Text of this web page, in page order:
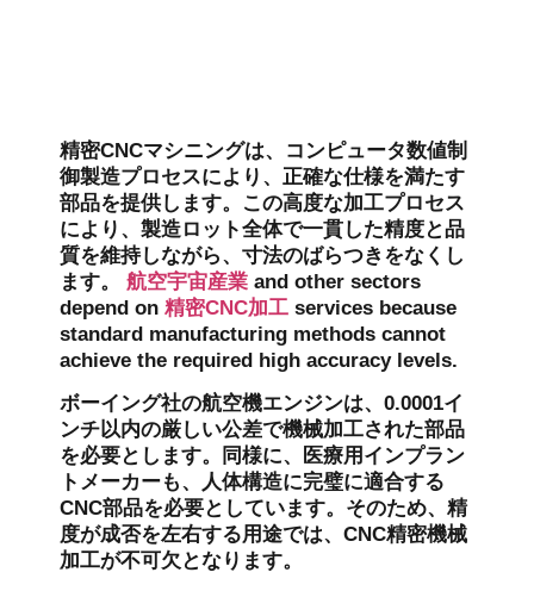
精密CNCマシニングは、コンピュータ数値制
御製造プロセスにより、正確な仕様を満たす
部品を提供します。この高度な加工プロセス
により、製造ロット全体で一貫した精度と品
質を維持しながら、寸法のばらつきをなくし
ます。 航空宇宙産業 and other sectors
depend on 精密CNC加工 services because
standard manufacturing methods cannot
achieve the required high accuracy levels.
ボーイング社の航空機エンジンは、0.0001イ
ンチ以内の厳しい公差で機械加工された部品
を必要とします。同様に、医療用インプラン
トメーカーも、人体構造に完璧に適合する
CNC部品を必要としています。そのため、精
度が成否を左右する用途では、CNC精密機械
加工が不可欠となります。